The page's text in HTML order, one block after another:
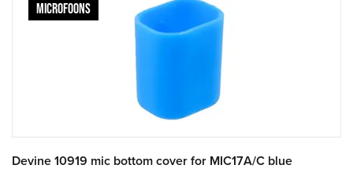
MICROFOONS
Devine 10919 mic bottom cover for MIC17A/C blue